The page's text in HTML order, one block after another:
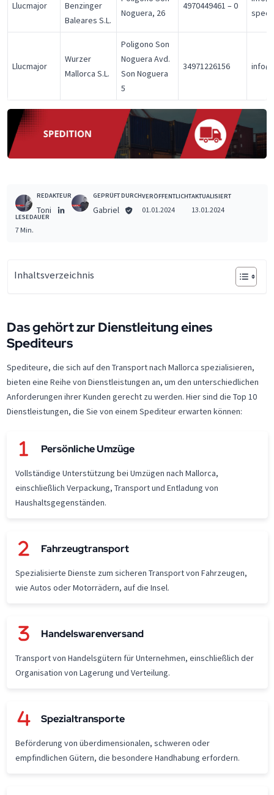
Llucmajor
Benzinger
Baleares S.L.
Noguera, 26
4970449461 – 0
Llucmajor
Wurzer
Mallorca S.L.
Poligono Son
Noguera Avd.
Son Noguera
5
34971226156
REDAKTEUR
Toni
GEPRÜFT DURCH
Gabriel
VERÖFFENTLICHT
01.01.2024
AKTUALISIERT
13.01.2024
LESEDAUER
7 Min.
Inhaltsverzeichnis
Das gehört zur Dienstleitung eines
Spediteurs
Spediteure, die sich auf den Transport nach Mallorca spezialisieren,
bieten eine Reihe von Dienstleistungen an, um den unterschiedlichen
Anforderungen ihrer Kunden gerecht zu werden. Hier sind die Top 10
Dienstleistungen, die Sie von einem Spediteur erwarten können:
Persönliche Umzüge
Vollständige Unterstützung bei Umzügen nach Mallorca,
einschließlich Verpackung, Transport und Entladung von
Haushaltsgegenständen.
Fahrzeugtransport
Spezialisierte Dienste zum sicheren Transport von Fahrzeugen,
wie Autos oder Motorrädern, auf die Insel.
Handelswarenversand
Transport von Handelsgütern für Unternehmen, einschließlich der
Organisation von Lagerung und Verteilung.
Spezialtransporte
Beförderung von überdimensionalen, schweren oder
empfindlichen Gütern, die besondere Handhabung erfordern.